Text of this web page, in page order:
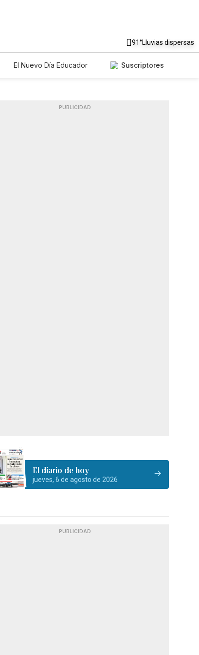
91°Lluvias dispersas
El Nuevo Día Educador
Suscriptores
PUBLICIDAD
El diario de hoy
jueves, 6 de agosto de 2026
PUBLICIDAD